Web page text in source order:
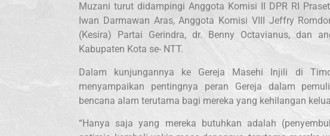
Muzani turut didampingi Anggota Komisi II DPR RI
Iwan Darmawan Aras, Anggota Komisi VIII Jeffry
(Kesira) Partai Gerindra, dr. Benny Octavianus, dan
Kabupaten Kota se- NTT.
Dalam kunjungannya ke Gereja Masehi Injili di
menyampaikan pentingnya peran Gereja dalam
bencana alam terutama bagi mereka yang kehilangan
“Hanya saja yang mereka butuhkan adalah